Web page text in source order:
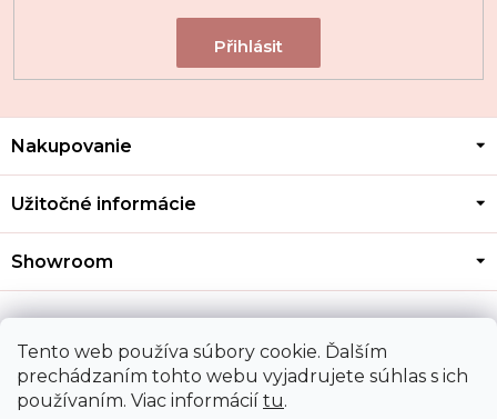
Tento web používa súbory cookie. Ďalším
prechádzaním tohto webu vyjadrujete súhlas s ich
používaním. Viac informácií tu.
Z
p
t
Nakupovanie
Užitočné informácie
Showroom
Kontakt